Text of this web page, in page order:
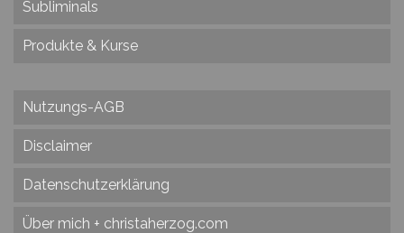
Subliminals
Produkte & Kurse
Nutzungs-AGB
Disclaimer
Datenschutzerklärung
Über mich + christaherzog.com